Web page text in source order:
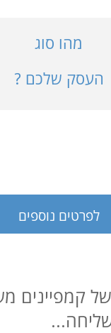
בעלי עסקים
לפרטים נוספים
מהו סוג
העסק שלכם ?
קמפיינים